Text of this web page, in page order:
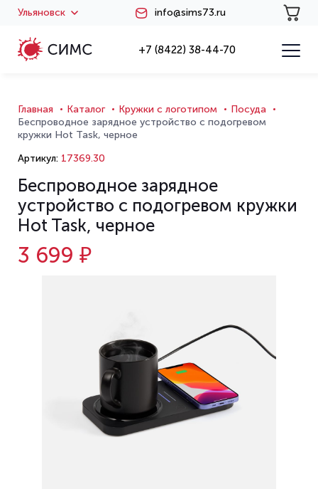
Ульяновск info@sims73.ru
+7 (8422) 38-44-70
Главная Каталог Кружки с логотипом
Посуда
Беспроводное зарядное устройство с подогревом
кружки Hot Task, черное
Артикул: 17369.30
Беспроводное зарядное
устройство с подогревом кружки
Hot Task, черное
3 699 ₽